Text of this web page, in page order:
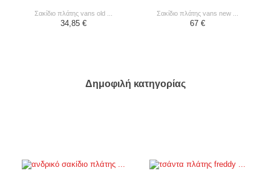
σακίδιο πλάτης vans old ...
34,85 €
σακίδιο πλάτης vans new ...
67 €
Δημοφιλή κατηγορίας